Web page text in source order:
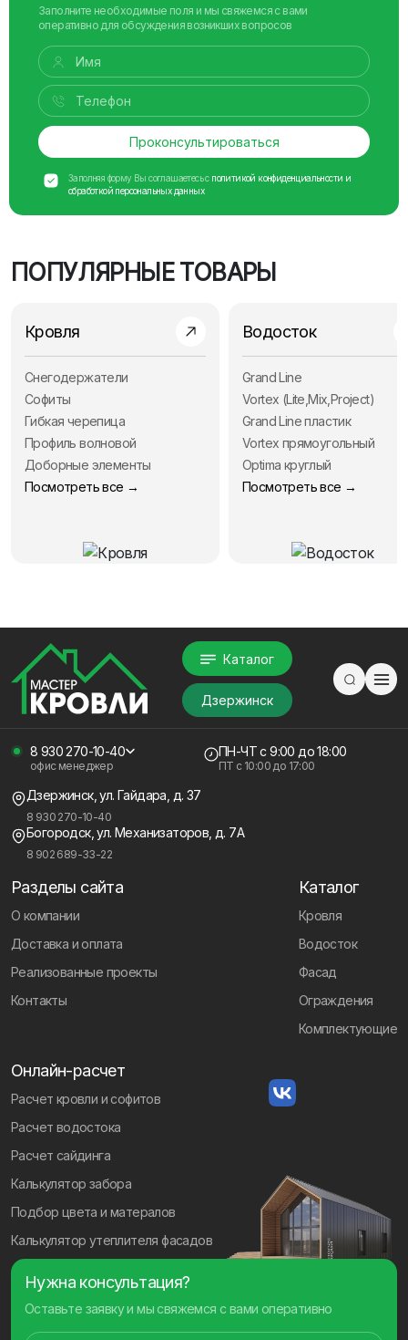
Заполните необходимые поля и мы свяжемся с вами
оперативно для обсуждения возникших вопросов
Проконсультироваться
Заполняя форму Вы соглашаетесь с политикой конфиденциальности и
обработкой персональных данных
ПОПУЛЯРНЫЕ ТОВАРЫ
Кровля
Снегодержатели
Софиты
Гибкая черепица
Профиль волновой
Доборные элементы
Посмотреть все →
Водосток
Grand Line
Vortex (Lite,Mix,Project)
Grand Line пластик
Vortex прямоугольный
Optima круглый
Посмотреть все →
Каталог
Дзержинск
8 930 270-10-40
офис менеджер
ПН-ЧТс 9:00 до 18:00
ПТ с 10:00 до 17:00
Дзержинск, ул. Гайдара, д. 37
8 930 270-10-40
Богородск, ул. Механизаторов, д. 7А
8 902 689-33-22
Разделы сайта
О компании
Доставка и оплата
Реализованные проекты
Контакты
Каталог
Кровля
Водосток
Фасад
Ограждения
Комплектующие
Онлайн-расчет
Расчет кровли и софитов
Расчет водостока
Расчет сайдинга
Калькулятор забора
Подбор цвета и матералов
Калькулятор утеплителя фасадов
Нужна консультация?
Оставьте заявку и мы свяжемся с вами оперативно